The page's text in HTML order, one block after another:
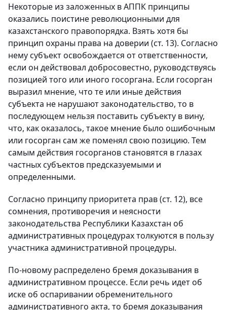
Некоторые из заложенных в АППК принципы
оказались поистине революционными для
казахстанского правопорядка. Взять хотя бы
принцип охраны права на доверии (ст. 13). Согласно
нему субъект освобождается от ответственности,
если он действовал добросовестно, руководствуясь
позицией того или иного госоргана. Если госорган
выразил мнение, что те или иные действия
субъекта не нарушают законодательство, то в
последующем нельзя поставить субъекту в вину,
что, как оказалось, такое мнение было ошибочным
или госорган сам же поменял свою позицию. Тем
самым действия госорганов становятся в глазах
частных субъектов предсказуемыми и
определенными.
Согласно принципу приоритета прав (ст. 12), все
сомнения, противоречия и неясности
законодательства Республики Казахстан об
административных процедурах толкуются в пользу
участника административной процедуры.
По-новому распределено бремя доказывания в
административном процессе. Если речь идет об
иске об оспаривании обременительного
административного акта, то бремя доказывания